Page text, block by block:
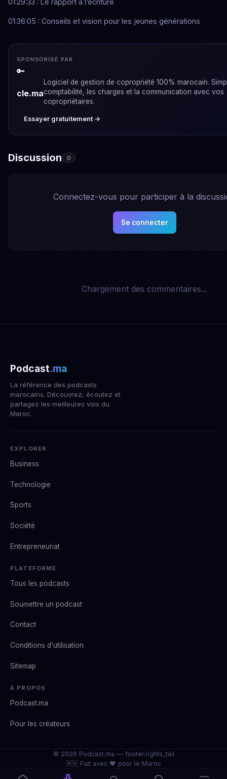
01:36:05 : Conseils et vision pour les jeunes générations
SPONSORISÉ PAR
🔑
cle.ma
Logiciel de gestion de copropriété 100% marocain.
comptabilité, les charges et la communication avec vos
copropriétaires.
Essayer gratuitement →
Discussion 0
Connectez-vous pour participer à la
Se connecter
Chargement des commentaires...
Podcast.ma
La référence des podcasts
marocains. Découvrez, écoutez et
partagez les meilleures voix du
Maroc.
EXPLORER
Business
Technologie
Sports
Société
Entrepreneuriat
PLATEFORME
Tous les podcasts
Soumettre un podcast
Contact
Conditions d'utilisation
Sitemap
À PROPOS
Podcast.ma
Pour les créateurs
© 2026 Podcast.ma — footer.rights_tail
🇲🇦 Fait avec ❤️ pour le Maroc